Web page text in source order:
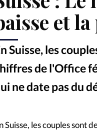
Bible
Mission
et la
Suisse, les
de l'Office
ne date pas du
Suisse, les couples sont